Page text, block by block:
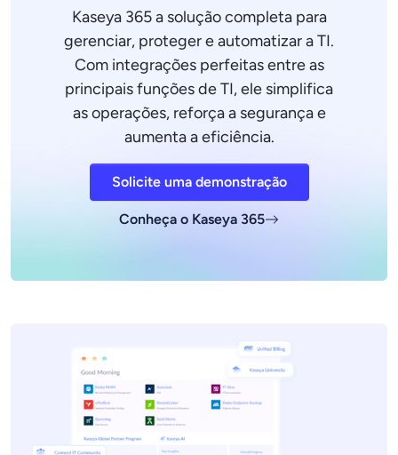
Kaseya 365 a solução completa para
gerenciar, proteger e automatizar a TI.
Com integrações perfeitas entre as
principais funções de TI, ele simplifica
as operações, reforça a segurança e
aumenta a eficiência.
Solicite uma demonstração
Conheça o Kaseya 365